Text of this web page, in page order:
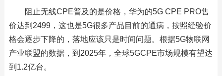
阻止无线CPE普及的是价格，华为的5G CPE PRO售
价达到2499，这也是5G很多产品目前的通病，按照经验价
格会逐步下降的，落地应该只是时间问题。根据5G物联网
产业联盟的数据，到2025年，全球5GCPE市场规模有望达
到1.2亿台。